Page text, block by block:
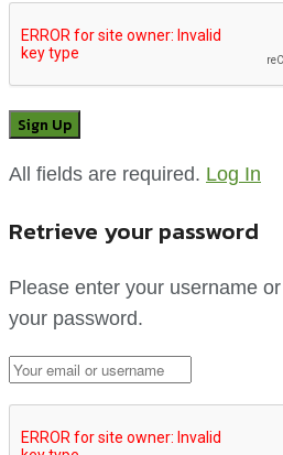
All fields are required. Log In
Retrieve your password
Please enter your username
your password.